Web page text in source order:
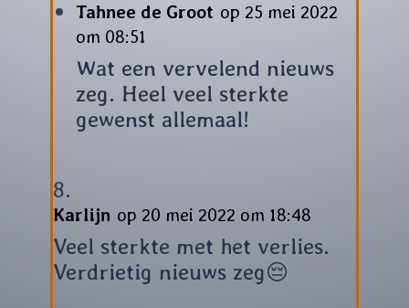
Tahnee de Groot op 25 mei 2022
om 08:51
Wat een vervelend nieuws
zeg. Heel veel sterkte
gewenst allemaal!
Karlijn op 20 mei 2022 om 18:48
Veel sterkte met het verlies.
Verdrietig nieuws zeg😔